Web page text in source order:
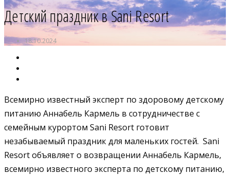
Детский праздник в Sani Resort
18.10.2024
Всемирно известный эксперт по здоровому детскому
питанию Аннабель Кармель в сотрудничестве с
семейным курортом Sani Resort готовит
незабываемый праздник для маленьких гостей. Sani
Resort объявляет о возвращении Аннабель Кармель,
всемирно известного эксперта по детскому питанию,